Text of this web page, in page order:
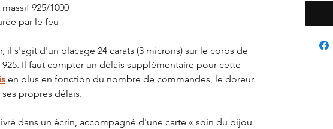
925/1000
par le feu
il s'agit d'un placage 24 carats (3 microns) sur le corps de
Il faut compter un délais supplémentaire pour cette
en plus en fonction du nombre de commandes, le doreur
propres délais.
dans un écrin, accompagné d'une carte « soin du bijou